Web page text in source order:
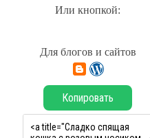
Или кнопкой:
Для блогов и сайтов
Копировать